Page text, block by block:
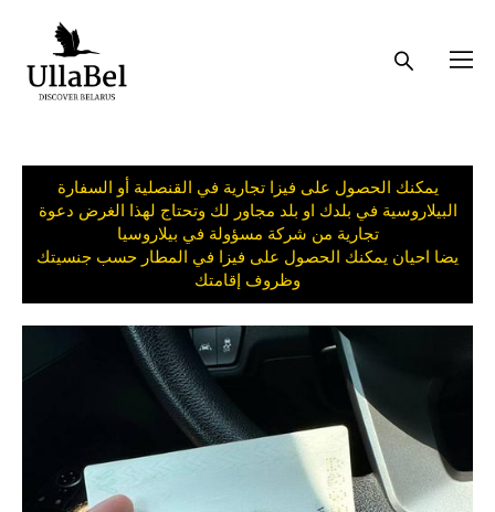
يمكنك الحصول على فيزا تجارية في القنصلية أو السفارة
البيلاروسية في بلدك او بلد مجاور لك وتحتاج لهذا الغرض دعوة
تجارية من شركة مسؤولة في بيلاروسيا
يضا احيان يمكنك الحصول على فيزا في المطار حسب جنسيتك
وظروف إقامتك